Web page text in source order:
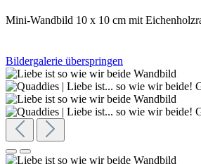
Mini-Wandbild 10 x 10 cm mit
Bildergalerie überspringen